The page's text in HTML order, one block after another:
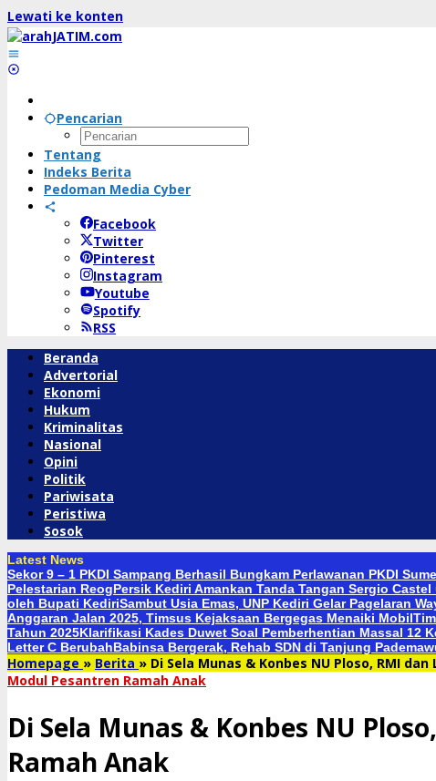
Lewati ke konten
Pencarian
Tentang
Indeks Berita
Pedoman Media Cyber
Facebook
Twitter
Pinterest
Instagram
Youtube
Spotify
RSS
Beranda
Advertorial
Ekonomi
Hukum
Kriminalitas
Nasional
Opini
Politik
Pariwisata
Peristiwa
Sosok
Latest News
Sekor 9 – 1 PKDI Sampang Berhasil Bungkam Perlawanan PKDI
Pelestarian ReogPersik Kediri Amankan Tanda Tangan Sergio
oleh Bupati KediriSambut Usia Emas, UNP Kediri Gelar Pagelaran
Anggaran Jalan 2025, Timsus Kejaksaan Bergegas Menaiki Mobil
Tahun 2025Klarifikasi Kades Duwet Soal Pemberhentian Massal 12
Letter C BerubahBabinsa Bergerak, Rehab SDN di Tanjung
Homepage » Berita » Di Sela Munas & Konbes NU Ploso, RMI
Modul Pesantren Ramah Anak
Di Sela Munas & Konbes NU
Ramah Anak